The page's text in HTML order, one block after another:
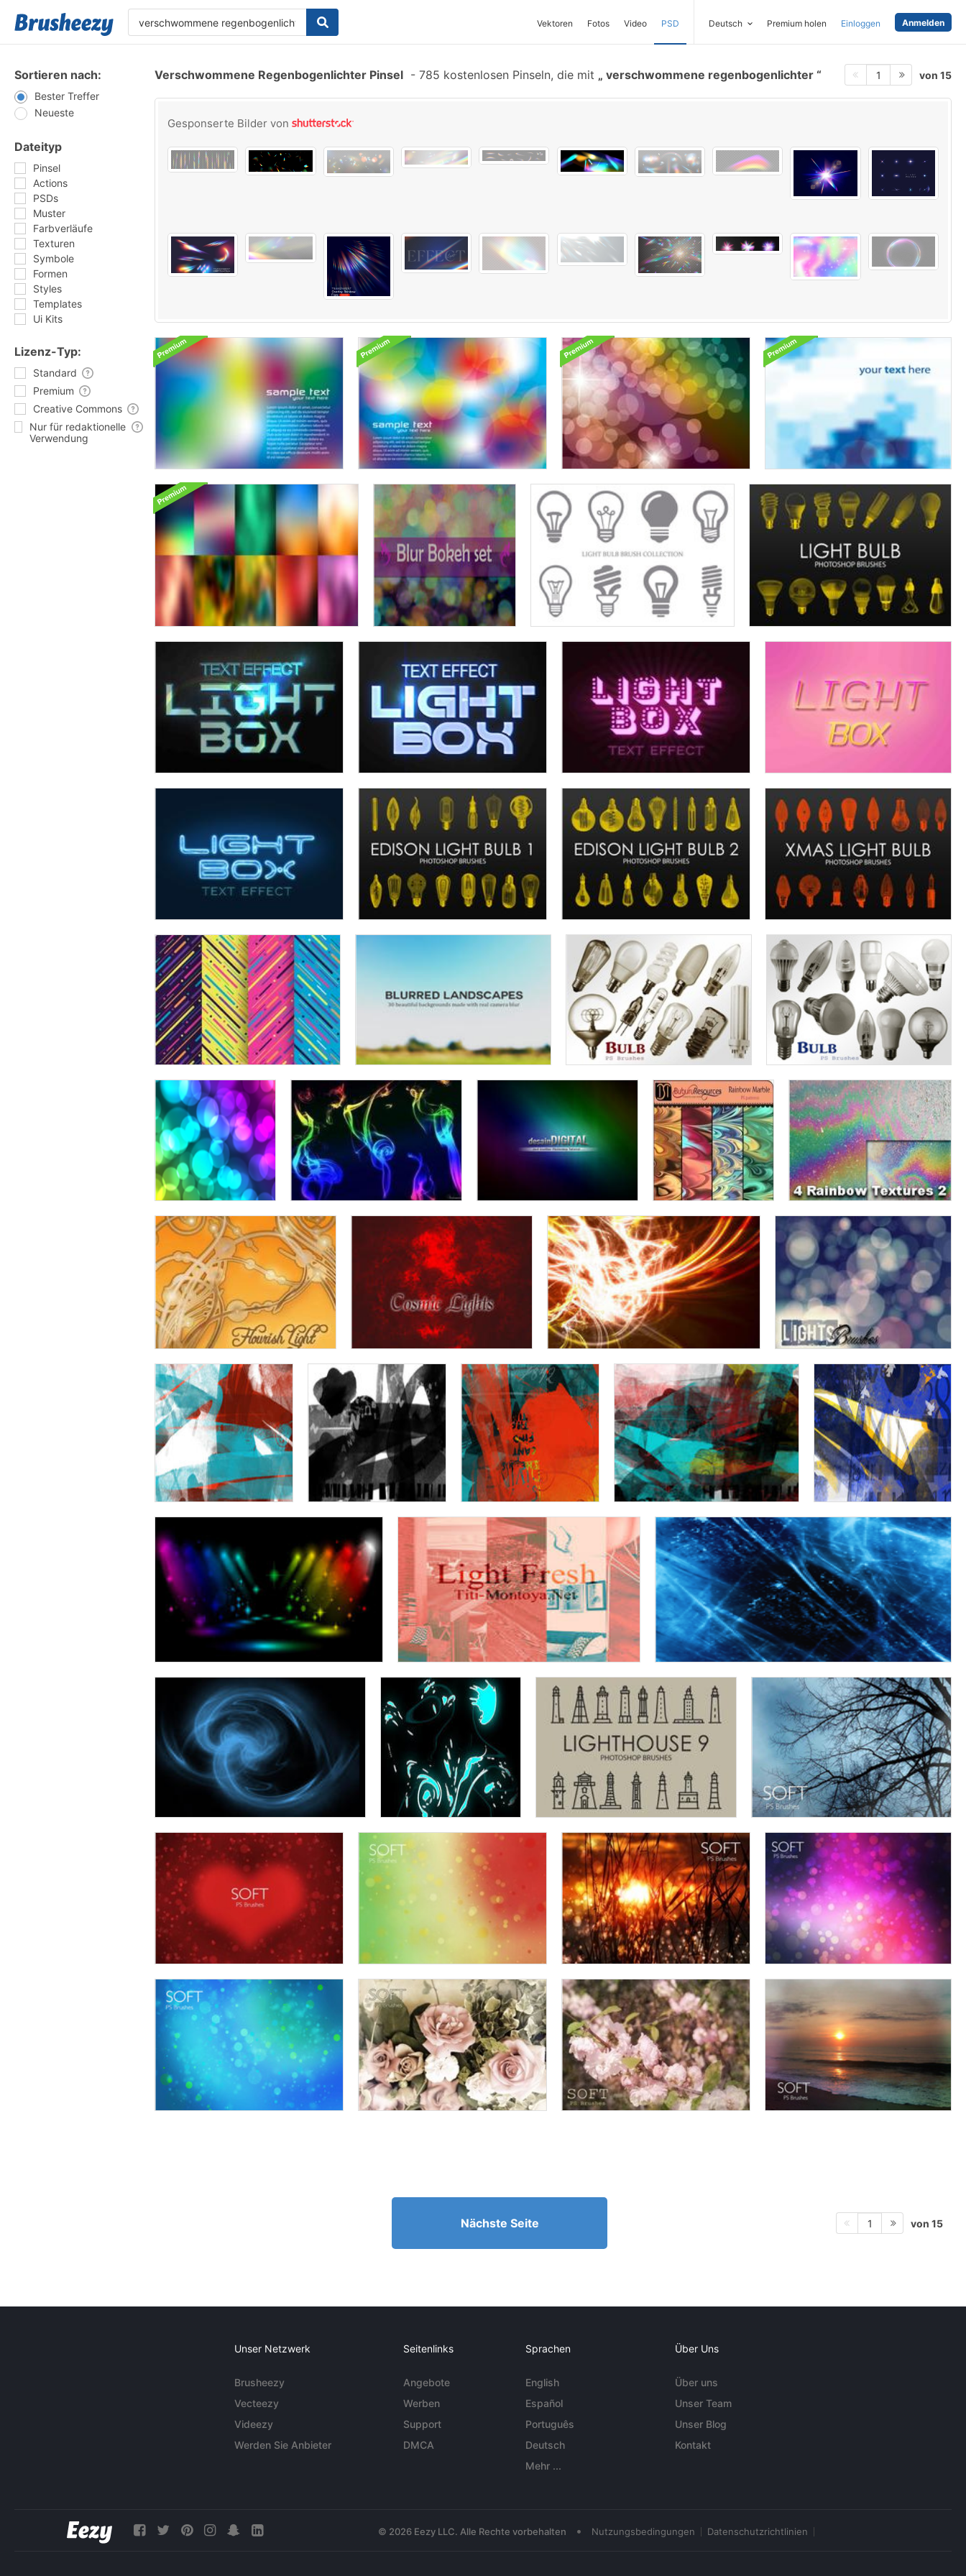
Vektoren Fotos Video PSD Deutsch Premium holen Einloggen Anmelden
Sortieren nach:
Bester Treffer
Neueste
Dateityp
Pinsel
Actions
PSDs
Muster
Farbverläufe
Texturen
Symbole
Formen
Styles
Templates
Ui Kits
Lizenz-Typ:
Standard
Premium
Creative Commons
Nur für redaktionelle
Verwendung
Verschwommene Regenbogenlichter Pinsel - 785 kostenlosen Pinseln, die mit verschwommene regenbogenlichter 1 von 15
Gesponserte Bilder von
Nächste Seite 1 von 15
Unser Netzwerk
Brusheezy
Vecteezy
Videezy
Werden Sie Anbieter
Seitenlinks
Angebote
Werben
Support
DMCA
Sprachen
English
Español
Português
Deutsch
Mehr ...
Über Uns
Über uns
Unser Team
Unser Blog
Kontakt
© 2026 Eezy LLC. Alle Rechte vorbehalten • Nutzungsbedingungen Datenschutzrichtlinien